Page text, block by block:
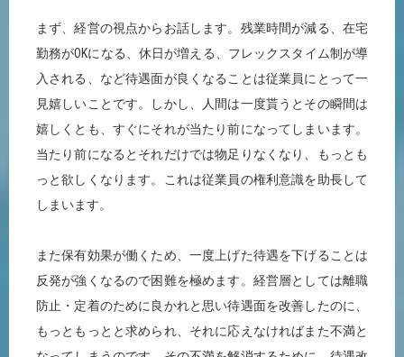
まず、経営の視点からお話します。残業時間が減る、在宅
勤務がOKになる、休日が増える、フレックスタイム制が導
入される、など待遇面が良くなることは従業員にとって一
見嬉しいことです。しかし、人間は一度貰うとその瞬間は
嬉しくとも、すぐにそれが当たり前になってしまいます。
当たり前になるとそれだけでは物足りなくなり、もっとも
っと欲しくなります。これは従業員の権利意識を助長して
しまいます。
また保有効果が働くため、一度上げた待遇を下げることは
反発が強くなるので困難を極めます。経営層としては離職
防止・定着のために良かれと思い待遇面を改善したのに、
もっともっとと求められ、それに応えなければまた不満と